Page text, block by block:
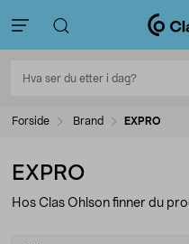
Forside Brand EXPRO
EXPRO
Hos Clas Ohlson finner du